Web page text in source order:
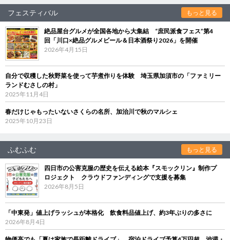
フェスティバル もっと見る
絶品屋台グルメが全国各地から大集結 “庶民派食フェス”第4
回「川口×絶品グルメビール＆日本酒祭り2026」を開催
2026年4月15日
自分で収穫した秋野菜を使って芋煮作りを体験 埼玉県加須市の「ファミリー
ランドむさしの村」
2025年11月4日
春だけじゃもったいないさくらの名所、加治川で秋のマルシェ
2025年10月23日
ふむふむ もっと見る
四日市の公害克服の歴史を伝える絵本『スモックリン』制作プ
ロジェクト クラウドファンディングで支援を募集
2026年8月5日
「中東発」値上げラッシュが本格化 飲食料品値上げ、約3年ぶりの多さに
2026年8月4日